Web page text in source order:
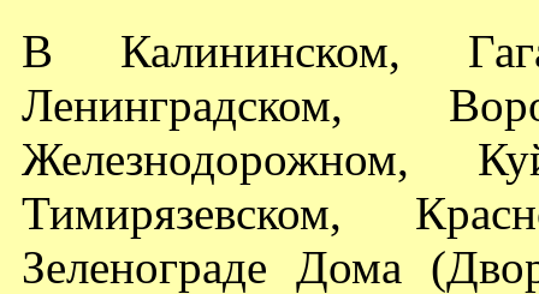
В Калининском,
Ленинградском,
Железнодорожном,
Тимирязевском,
Зеленограде Дома